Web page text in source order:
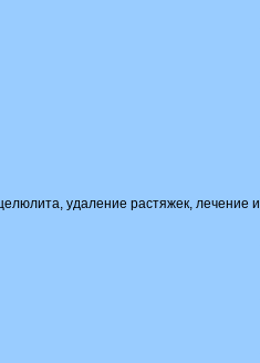
удаление растяжек, лечение и